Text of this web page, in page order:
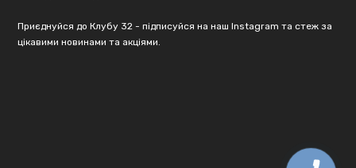
Приєднуйся до Клубу 32 - підписуйся на наш Instagram та стеж за
цікавими новинами та акціями.